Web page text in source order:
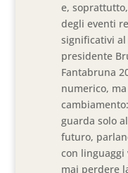
e,
degli eventi
significativi al
presidente
Fantabruna
numerico,
guarda solo
futuro,
con linguaggi
mai perdere